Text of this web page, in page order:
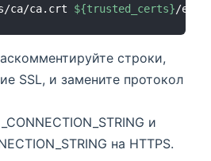
ca/ca.crt ${trusted_certs}/
строки,
SSL, и замените протокол
и
на HTTPS.